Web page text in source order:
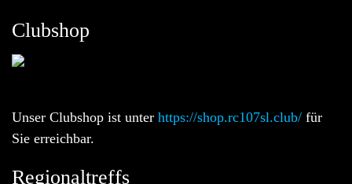
Clubshop
Unser Clubshop ist unter https://shop.rc107sl.club/ für
Sie erreichbar.
Regionaltreffs